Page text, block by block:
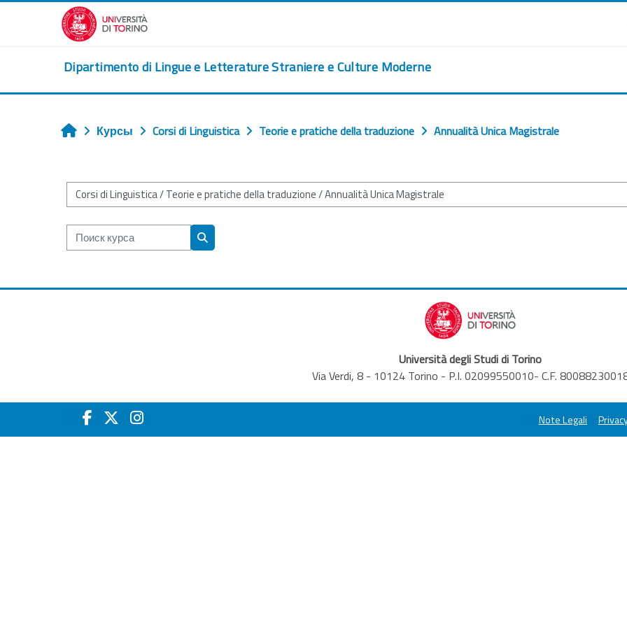
Перейти к основному содержанию
Dipartimento di Lingue e Letterature Straniere e Culture Moderne
Главная
Курсы Corsi di Linguistica Teorie e pratiche della traduzione Annualità Unica Magistrale
Категории курсов
Поиск курса
Поиск курса
Università degli Studi di Torino
Via Verdi, 8 - 10124 Torino - P.I. 02099550010- C.F.
Note Legali